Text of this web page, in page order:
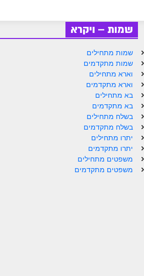
שמות – ויקרא
שמות מתחילים
שמות מתקדמים
וארא מתחילים
וארא מתקדמים
בא מתחילים
בא מתקדמים
בשלח מתחילים
בשלח מתקדמים
יתרו מתחילים
יתרו מתקדמים
משפטים מתחילים
משפטים מתקדמים